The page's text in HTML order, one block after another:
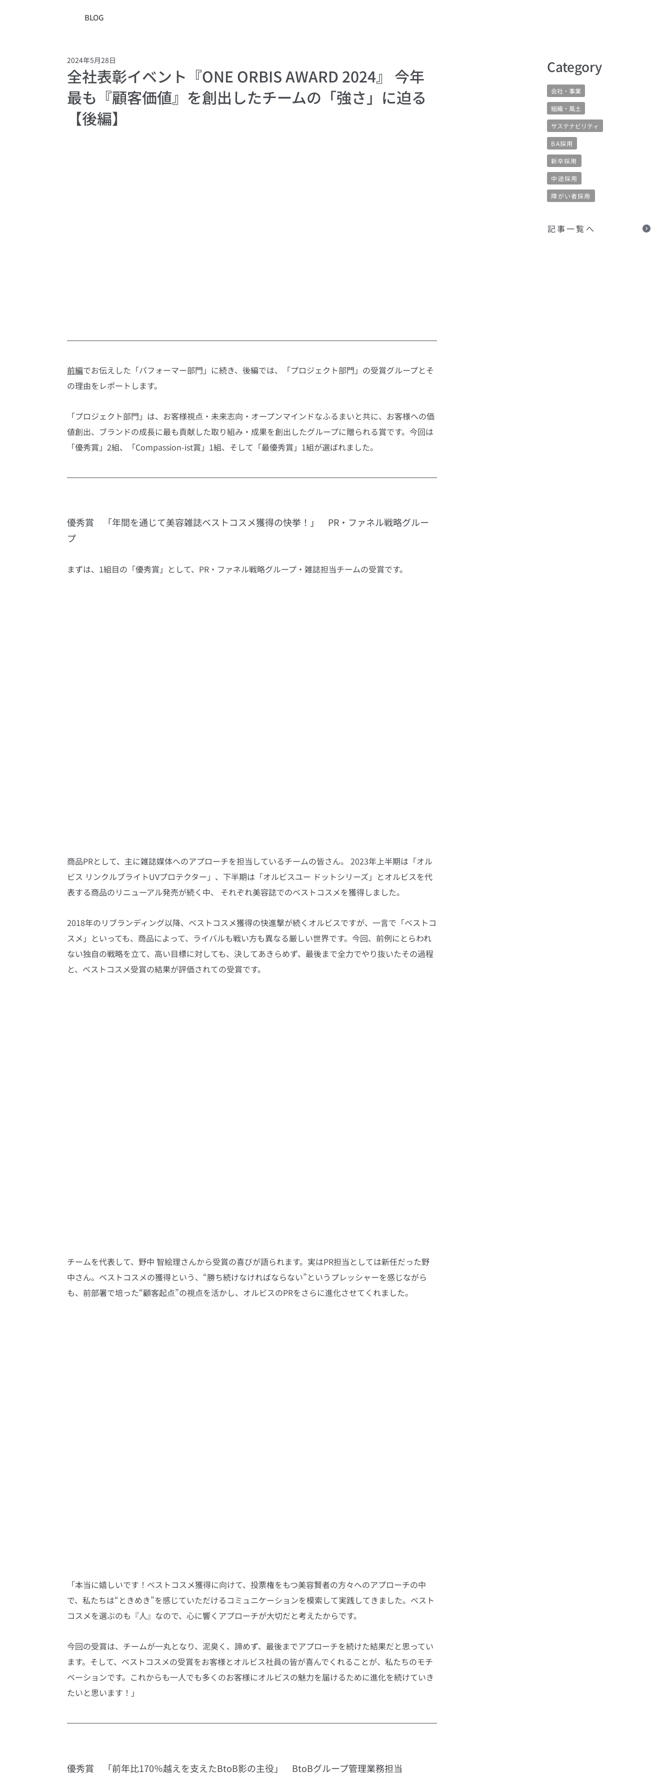
BLOG
​Category
会社・事業
組織・風土
サステナビリティ
BA採用
新卒採用
中途採用
障がい者採用
記事一覧へ
全社表彰イベント『ONE ORBIS AWARD 2024』 今年
最も『顧客価値』を創出したチームの「強さ」に迫る
【後編】
2024年5月28日
前編でお伝えした「パフォーマー部門」に続き、後編では、「プロジェクト部門」の受賞グループとそ
の理由をレポートします。
「プロジェクト部門」は、お客様視点・未来志向・オープンマインドなふるまいと共に、お客様への価
値創出、ブランドの成長に最も貢献した取り組み・成果を創出したグループに贈られる賞です。今回は
「優秀賞」2組、「Compassion-ist賞」1組、そして「最優秀賞」1組が選ばれました。
優秀賞　「年間を通じて美容雑誌ベストコスメ獲得の快挙！」　PR・ファネル戦略グルー
プ
まずは、1組目の「優秀賞」として、PR・ファネル戦略グループ・雑誌担当チームの受賞です。
商品PRとして、主に雑誌媒体へのアプローチを担当しているチームの皆さん。 2023年上半期は「オル
ビス リンクルブライトUVプロテクター」、下半期は「オルビスユー ドットシリーズ」とオルビスを代
表する商品のリニューアル発売が続く中、 それぞれ美容誌でのベストコスメを獲得しました。
2018年のリブランディング以降、ベストコスメ獲得の快進撃が続くオルビスですが、一言で「ベストコ
スメ」といっても、商品によって、ライバルも戦い方も異なる厳しい世界です。今回、前例にとらわれ
ない独自の戦略を立て、高い目標に対しても、決してあきらめず、最後まで全力でやり抜いたその過程
と、ベストコスメ受賞の結果が評価されての受賞です。
チームを代表して、野中 智絵理さんから受賞の喜びが語られます。実はPR担当としては新任だった野
中さん。ベストコスメの獲得という、“勝ち続けなければならない”というプレッシャーを感じながら
も、前部署で培った“顧客起点”の視点を活かし、オルビスのPRをさらに進化させてくれました。
「本当に嬉しいです！ベストコスメ獲得に向けて、投票権をもつ美容賢者の方々へのアプローチの中
で、私たちは“ときめき”を感じていただけるコミュニケーションを模索して実践してきました。ベスト
コスメを選ぶのも『人』なので、心に響くアプローチが大切だと考えたからです。
今回の受賞は、チームが一丸となり、泥臭く、諦めず、最後までアプローチを続けた結果だと思ってい
ます。そして、ベストコスメの受賞をお客様とオルビス社員の皆が喜んでくれることが、私たちのモチ
ベーションです。これからも一人でも多くのお客様にオルビスの魅力を届けるために進化を続けていき
たいと思います！」
優秀賞　「前年比170％越えを⽀えたBtoB影の主役」　BtoBグループ管理業務担当